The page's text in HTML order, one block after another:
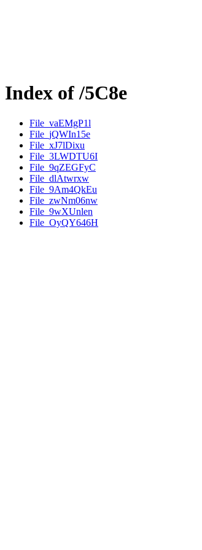
Index of /5C8e
File_vaEMgP1l
File_jQWIn15e
File_xJ7lDixu
File_3LWDTU6I
File_9qZEGFyC
File_dlAtwrxw
File_9Am4QkEu
File_zwNm06nw
File_9wXUnlen
File_OyQY646H